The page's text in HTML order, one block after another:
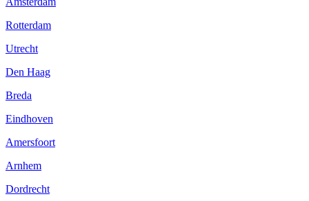
Rotterdam
Utrecht
Den Haag
Breda
Eindhoven
Amersfoort
Arnhem
Dordrecht